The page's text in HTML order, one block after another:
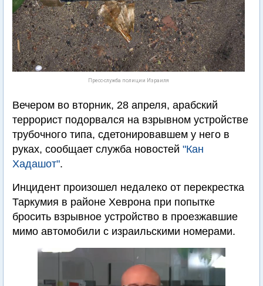
Пресс-служба полиции Израиля
Вечером во вторник, 28 апреля, арабский
террорист подорвался на взрывном устройстве
трубочного типа, сдетонировавшем у него в
руках, сообщает служба новостей "Кан
Хадашот".
Инцидент произошел недалеко от перекрестка
Таркумия в районе Хеврона при попытке
бросить взрывное устройство в проезжавшие
мимо автомобили с израильскими номерами.